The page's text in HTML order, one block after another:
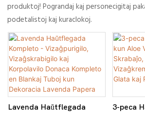
produktoj! Pograndaj kaj personecigitaj
podetalistoj kaj kuraclokoj.
Lavenda Haŭtflegada
3-peca